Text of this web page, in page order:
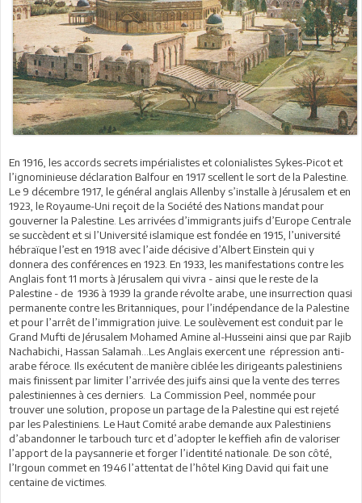
En 1916, les accords secrets impérialistes et colonialistes Sykes-Picot et
l’ignominieuse déclaration Balfour en 1917 scellent le sort de la Palestine.
Le 9 décembre 1917, le général anglais Allenby s’installe à Jérusalem et en
1923, le Royaume-Uni reçoit de la Société des Nations mandat pour
gouverner la Palestine. Les arrivées d’immigrants juifs d’Europe Centrale
se succèdent et si l’Université islamique est fondée en 1915, l’université
hébraïque l’est en 1918 avec l’aide décisive d’Albert Einstein qui y
donnera des conférences en 1923. En 1933, les manifestations contre les
Anglais font 11 morts à Jérusalem qui vivra - ainsi que le reste de la
Palestine - de 1936 à 1939 la grande révolte arabe, une insurrection quasi
permanente contre les Britanniques, pour l’indépendance de la Palestine
et pour l’arrêt de l’immigration juive. Le soulèvement est conduit par le
Grand Mufti de Jérusalem Mohamed Amine al-Husseini ainsi que par Rajib
Nachabichi, Hassan Salamah…Les Anglais exercent une répression anti-
arabe féroce. Ils exécutent de manière ciblée les dirigeants palestiniens
mais finissent par limiter l’arrivée des juifs ainsi que la vente des terres
palestiniennes à ces derniers. La Commission Peel, nommée pour
trouver une solution, propose un partage de la Palestine qui est rejeté
par les Palestiniens. Le Haut Comité arabe demande aux Palestiniens
d’abandonner le tarbouch turc et d’adopter le keffieh afin de valoriser
l’apport de la paysannerie et forger l’identité nationale. De son côté,
l’Irgoun commet en 1946 l’attentat de l’hôtel King David qui fait une
centaine de victimes.